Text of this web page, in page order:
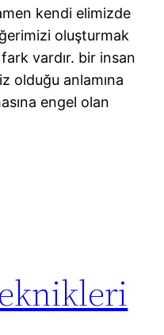
kendi elimizde
oluşturmak
vardır. bir insan
olduğu anlamına
engel olan